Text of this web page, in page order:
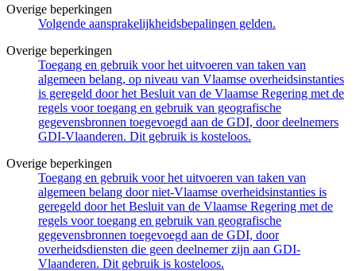
Overige beperkingen
Volgende aansprakelijkheidsbepalingen gelden.
Overige beperkingen
Toegang en gebruik voor het uitvoeren van taken van
algemeen belang, op niveau van Vlaamse overheidsinstanties
is geregeld door het Besluit van de Vlaamse Regering met de
regels voor toegang en gebruik van geografische
gegevensbronnen toegevoegd aan de GDI, door deelnemers
GDI-Vlaanderen. Dit gebruik is kosteloos.
Overige beperkingen
Toegang en gebruik voor het uitvoeren van taken van
algemeen belang door niet-Vlaamse overheidsinstanties is
geregeld door het Besluit van de Vlaamse Regering met de
regels voor toegang en gebruik van geografische
gegevensbronnen toegevoegd aan de GDI, door
overheidsdiensten die geen deelnemer zijn aan GDI-
Vlaanderen. Dit gebruik is kosteloos.